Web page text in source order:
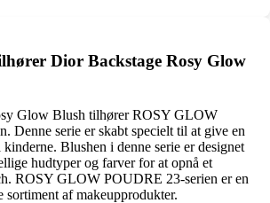
Dior Backstage Rosy Glow
Glow Blush tilhører ROSY GLOW
Denne serie er skabt specielt til at give en
Blushen i denne serie er designet
hudtyper og farver for at opnå et
ROSY GLOW POUDRE 23-serien er en
sortiment af makeupprodukter.